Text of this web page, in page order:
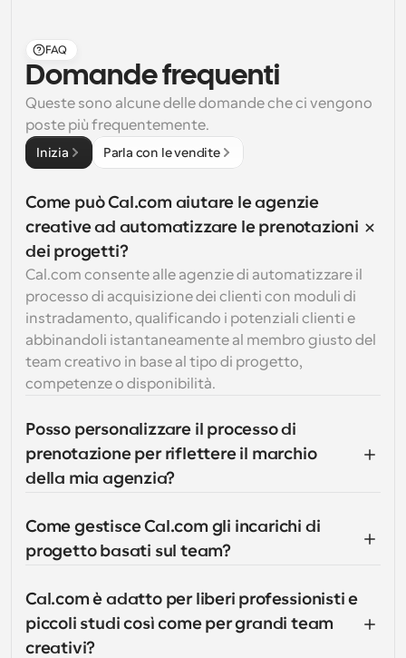
FAQ
Domande frequenti
Queste sono alcune delle domande che ci vengono
poste più frequentemente.
Inizia Parla con le vendite
Come può Cal.com aiutare le agenzie
creative ad automatizzare le prenotazioni
dei progetti?
Cal.com consente alle agenzie di automatizzare il
processo di acquisizione dei clienti con moduli di
instradamento, qualificando i potenziali clienti e
abbinandoli istantaneamente al membro giusto del
team creativo in base al tipo di progetto,
competenze o disponibilità.
Posso personalizzare il processo di
prenotazione per riflettere il marchio
della mia agenzia?
Come gestisce Cal.com gli incarichi di
progetto basati sul team?
Cal.com è adatto per liberi professionisti e
piccoli studi così come per grandi team
creativi?